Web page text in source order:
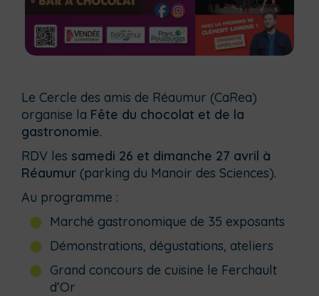
Le Cercle des amis de Réaumur (CaRea)
organise la Fête du chocolat et de la
gastronomie.
RDV les samedi 26 et dimanche 27 avril à
Réaumur (parking du Manoir des Sciences).
Au programme :
Marché gastronomique de 35 exposants
Démonstrations, dégustations, ateliers
Grand concours de cuisine le Ferchault
d’Or